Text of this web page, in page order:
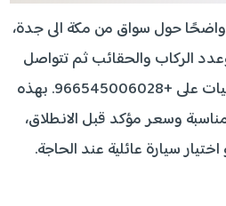
حول سواق من مكة الى جدة،
الركاب والحقائب ثم تتواصل
مع شركة المسار الذكي للنقليات على +966545006028. بهذه
وسعر مؤكد قبل الانطلاق،
سيارة عائلية عند الحاجة.